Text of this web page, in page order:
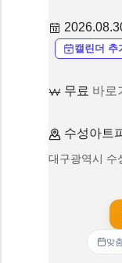
캘린더 추
무료 바로
수성아트
대구광역시 수
맞